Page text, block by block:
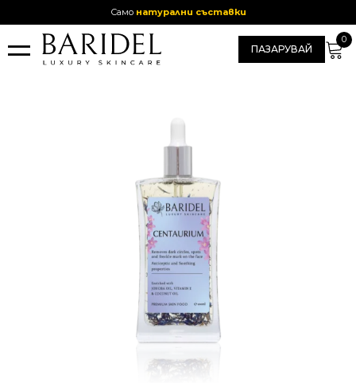
Само натурални съставки
ПАЗАРУВАЙ
КРЕМОВЕ ANTI-AGE
КОСА
САПУНИ
ЗА НАС
ПАРТНЬОРСТВО
КОНТАКТИ